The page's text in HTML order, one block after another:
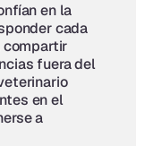
en la
cada
compartir
fuera del
en el
a